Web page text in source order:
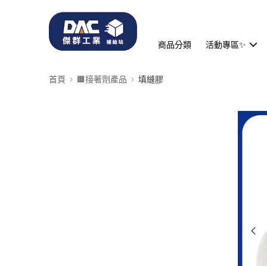
商品分類 活動專區✨
首頁 🟧接著劑產品 填縫膠